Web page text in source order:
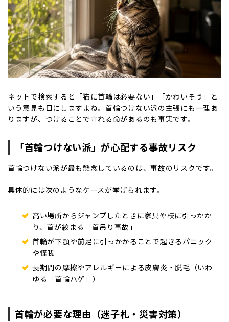
ネットで検索すると「猫に首輪は必要ない」「かわいそう」と
いう意見も目にしますよね。首輪つけない派の主張にも一理あ
りますが、つけることで守れる命があるのも事実です。
「首輪つけない派」が心配する事故リスク
首輪つけない派が最も懸念しているのは、事故のリスクです。
具体的には次のようなケースが挙げられます。
高い場所からジャンプしたときに家具や枝に引っかか
り、首が絞まる「首吊り事故」
首輪が下顎や前足に引っかかることで起きるパニック
や怪我
長期間の摩擦やアレルギーによる皮膚炎・脱毛（いわ
ゆる「首輪ハゲ」）
首輪が必要な理由（迷子札・災害対策）